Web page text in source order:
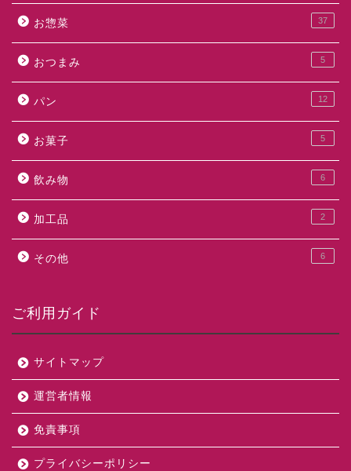
お惣菜 37
おつまみ 5
パン 12
お菓子 5
飲み物 6
加工品 2
その他 6
ご利用ガイド
サイトマップ
運営者情報
免責事項
プライバシーポリシー